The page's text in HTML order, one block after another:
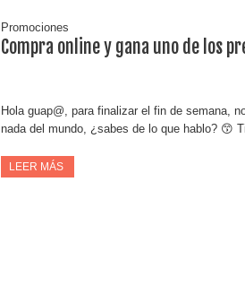
Promociones
Compra online y gana uno de los
Hola guap@, para finalizar el fin de semana,
nada del mundo, ¿sabes de lo que hablo? 😙
LEER MÁS